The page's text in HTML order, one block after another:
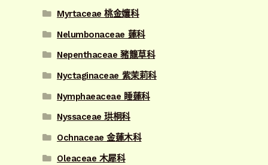
Myrtaceae 桃金孃科
Nelumbonaceae 蓮科
Nepenthaceae 豬籠草科
Nyctaginaceae 紫茉莉科
Nymphaeaceae 睡蓮科
Nyssaceae 珙桐科
Ochnaceae 金蓮木科
Oleaceae 木犀科